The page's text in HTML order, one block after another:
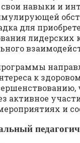
навыки и
для
лидерских
к
активное
и